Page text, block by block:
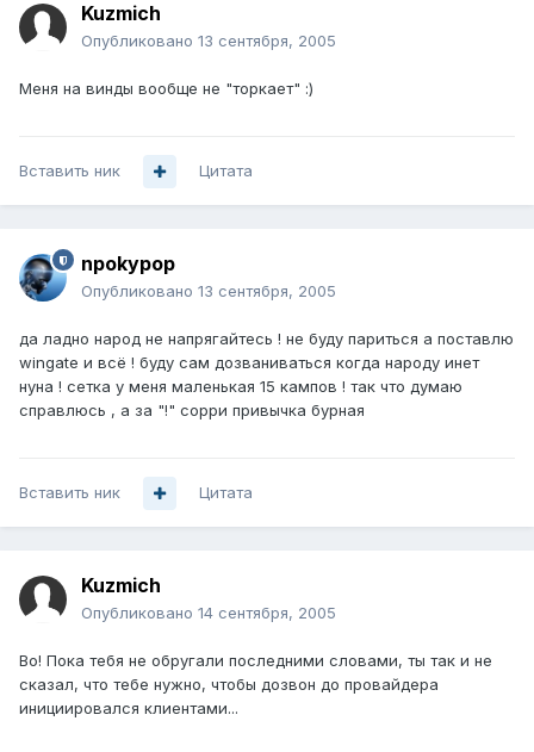
Kuzmich
Опубликовано 13 сентября, 2005
Меня на винды вообще не "торкает" :)
Вставить ник Цитата
npokypop
Опубликовано 13 сентября, 2005
да ладно народ не напрягайтесь ! не буду париться а поставлю
wingate и всё ! буду сам дозваниваться когда народу инет
нуна ! сетка у меня маленькая 15 кампов ! так что думаю
справлюсь , а за "!" сорри привычка бурная
Вставить ник Цитата
Kuzmich
Опубликовано 14 сентября, 2005
Во! Пока тебя не обругали последними словами, ты так и не
сказал, что тебе нужно, чтобы дозвон до провайдера
инициировался клиентами...